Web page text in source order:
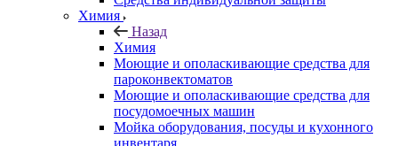
Химия
Назад
Химия
Моющие и ополаскивающие средства для
пароконвектоматов
Моющие и ополаскивающие средства для
посудомоечных машин
Мойка оборудования, посуды и кухонного
инвентаря